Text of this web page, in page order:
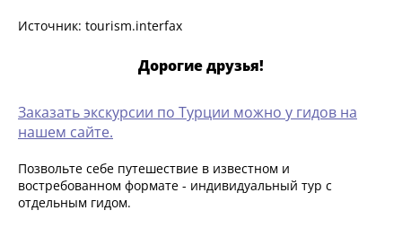
Источник: tourism.interfax
Дорогие друзья!
Заказать экскурсии по Турции можно у гидов на
нашем сайте.
Позвольте себе путешествие в известном и
востребованном формате - индивидуальный тур с
отдельным гидом.